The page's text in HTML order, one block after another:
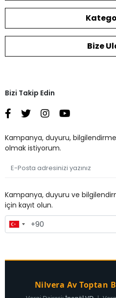
Bize
Bizi Takip Edin
Kampanya, duyuru,
olmak istiyorum.
Kampanya, duyuru ve
için kayıt olun.
Nilvera Av Toptan